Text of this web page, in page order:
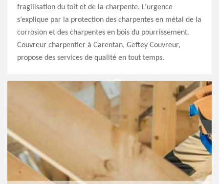
fragilisation du toit et de la charpente. L’urgence
s’explique par la protection des charpentes en métal de la
corrosion et des charpentes en bois du pourrissement.
Couvreur charpentier à Carentan, Geftey Couvreur,
propose des services de qualité en tout temps.